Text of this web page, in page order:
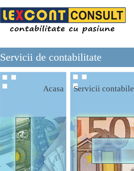
Servicii de contabilitate
Acasa Servicii contabile